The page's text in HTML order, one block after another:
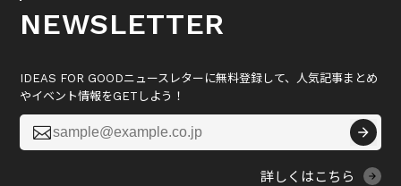
NEWSLETTER
IDEAS FOR GOODニュースレターに無料登録して、人気記事まとめ
やイベント情報をGETしよう！

詳しくはこちら